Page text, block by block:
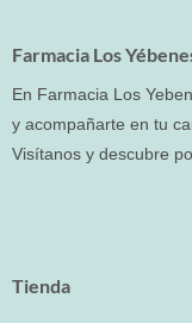
Farmacia Los
En Farmacia Los
y acompañarte en tu
Visítanos y descubre
Tienda